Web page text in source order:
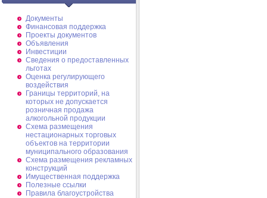
Документы
Финансовая поддержка
Проекты документов
Объявления
Инвестиции
Сведения о предоставленных
льготах
Оценка регулирующего
воздействия
Границы территорий, на
которых не допускается
розничная продажа
алкогольной продукции
Схема размещения
нестационарных торговых
объектов на территории
муниципального образования
Схема размещения рекламных
конструкций
Имущественная поддержка
Полезные ссылки
Правила благоустройства